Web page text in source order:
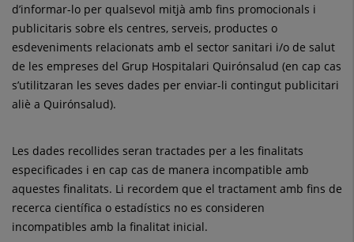
d’informar-lo per qualsevol mitjà amb fins promocionals i
publicitaris sobre els centres, serveis, productes o
esdeveniments relacionats amb el sector sanitari i/o de salut
de les empreses del Grup Hospitalari Quirónsalud (en cap cas
s’utilitzaran les seves dades per enviar-li contingut publicitari
aliè a Quirónsalud).
Les dades recollides seran tractades per a les finalitats
especificades i en cap cas de manera incompatible amb
aquestes finalitats. Li recordem que el tractament amb fins de
recerca científica o estadístics no es consideren
incompatibles amb la finalitat inicial.